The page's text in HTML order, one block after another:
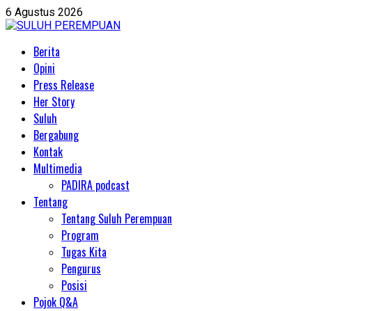
Skip
to
6 Agustus 2026
PrimaryBerita
Opini
Press Release
Her Story
Suluh
Bergabung
Kontak
Multimedia
PADIRA podcast
Tentang
Tentang Suluh Perempuan
Program
Tugas Kita
Pengurus
Posisi
Pojok Q&A